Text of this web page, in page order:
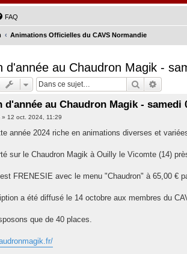
FAQ
Animations Officielles du CAVS Normandie
d'année au Chaudron Magik -
Rechercher
d'année au Chaudron Magik - samedi
» 12 oct. 2024, 11:29
année 2024 riche en animations diverses et
sur le Chaudron Magik à Ouilly le Vicomte (14)
FRENESIE avec le menu "Chaudron" à 65,00 €
a été diffusé le 14 octobre aux membres du
que de 40 places.